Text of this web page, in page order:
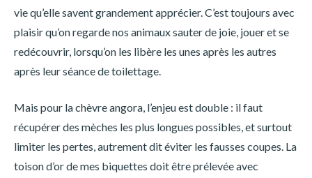
vie qu’elle savent grandement apprécier. C’est toujours avec
plaisir qu’on regarde nos animaux sauter de joie, jouer et se
redécouvrir, lorsqu’on les libère les unes après les autres
après leur séance de toilettage.
Mais pour la chèvre angora, l’enjeu est double : il faut
récupérer des mèches les plus longues possibles, et surtout
limiter les pertes, autrement dit éviter les fausses coupes. La
toison d’or de mes biquettes doit être prélevée avec